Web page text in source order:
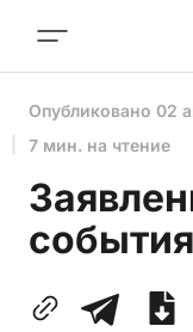
Опубликовано 02
7 мин. на чтение